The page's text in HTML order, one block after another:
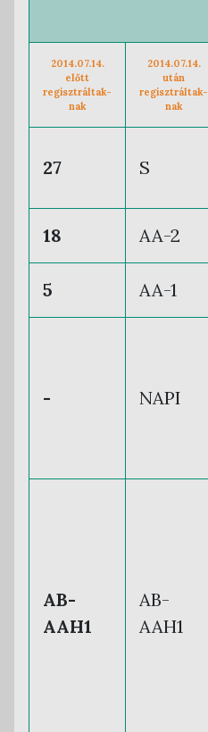
2014.07.14.
előtt
regisztráltak-
nak
2014.07.14.
után
regisztráltak-
nak
27 S
18 AA-2
5 AA-1
- NAPI
AB-
AAH1
AB-
AAH1